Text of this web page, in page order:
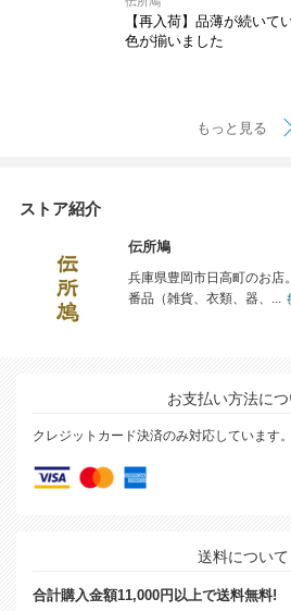
【再入荷】品薄が続いて
色が揃いました
もっと見る
ストア紹介
伝所鳩
兵庫県豊岡市日高町のお店
番品（雑貨、衣類、器、...
お支払い方法に
クレジットカード決済のみ対応しています。
送料について
合計購入金額11,000円以上で送料無料!